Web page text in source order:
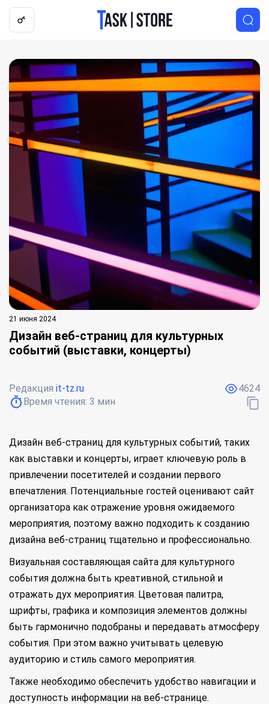
Логотип
21 июня 2024
Дизайн веб-страниц для культурных
событий (выставки, концерты)
Редакция it-tz.ru
Время чтения: 3 мин
4624
Дизайн веб-страниц для культурных событий, таких
как выставки и концерты, играет ключевую роль в
привлечении посетителей и создании первого
впечатления. Потенциальные гостей оценивают сайт
организатора как отражение уровня ожидаемого
мероприятия, поэтому важно подходить к созданию
дизайна веб-страниц тщательно и профессионально.
Визуальная составляющая сайта для культурного
события должна быть креативной, стильной и
отражать дух мероприятия. Цветовая палитра,
шрифты, графика и композиция элементов должны
быть гармонично подобраны и передавать атмосферу
события. При этом важно учитывать целевую
аудиторию и стиль самого мероприятия.
Также необходимо обеспечить удобство навигации и
доступность информации на веб-странице.